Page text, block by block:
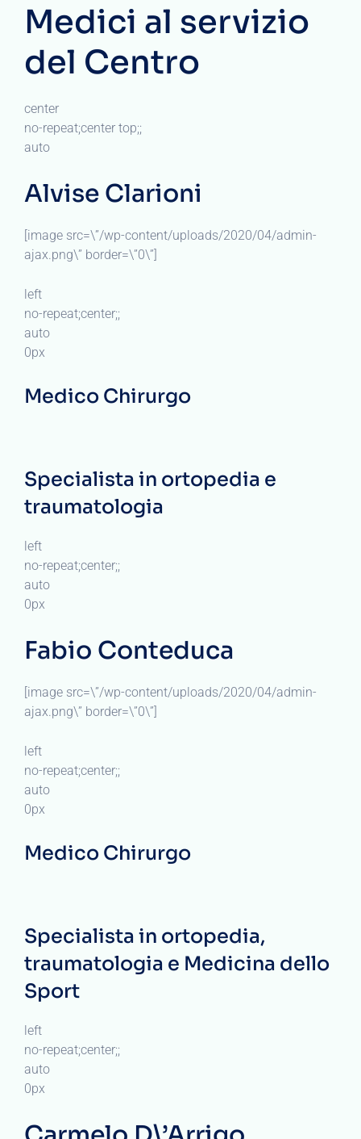
Medici al servizio
del Centro
center
no-repeat;center top;;
auto
Alvise Clarioni
[image src=\”/wp-content/uploads/2020/04/admin-
ajax.png\” border=\”0\”]
left
no-repeat;center;;
auto
0px
Medico Chirurgo
Specialista in ortopedia e
traumatologia
left
no-repeat;center;;
auto
0px
Fabio Conteduca
[image src=\”/wp-content/uploads/2020/04/admin-
ajax.png\” border=\”0\”]
left
no-repeat;center;;
auto
0px
Medico Chirurgo
Specialista in ortopedia,
traumatologia e Medicina dello
Sport
left
no-repeat;center;;
auto
0px